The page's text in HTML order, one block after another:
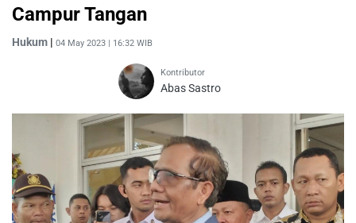
Campur Tangan
Hukum | 04 May 2023 | 16:32 WIB
Kontributor
Abas Sastro